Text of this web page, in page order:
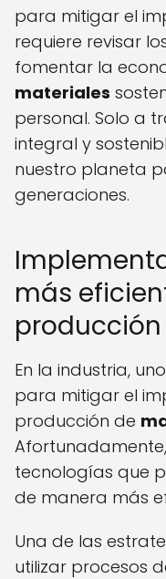
para mitigar el
requiere revisar
fomentar la
materiales
personal. Solo a
integral y
nuestro planeta
generaciones.
más
En la industria,
para mitigar el
producción de
tecnologías que
de manera más
Una de las
utilizar procesos